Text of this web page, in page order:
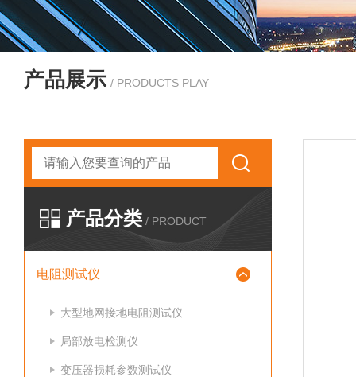
产品展示 / PRODUCTS PLAY
产品分类 / PRODUCT
电阻测试仪
大型地网接地电阻测试仪
局部放电检测仪
变压器损耗参数测试仪